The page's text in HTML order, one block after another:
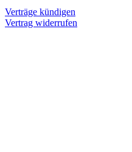
Verträge kündigen
Vertrag widerrufen